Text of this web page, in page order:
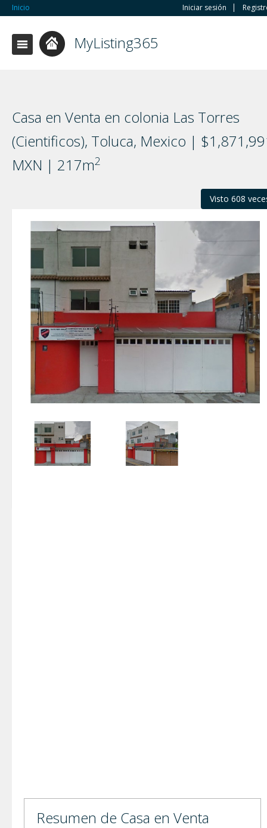
Inicio Iniciar sesión
MyListing365
Casa en Venta en colonia Las Torres
(Cientificos), Toluca, Mexico |
MXN | 217m2
Visto 608
Resumen de Casa en Venta